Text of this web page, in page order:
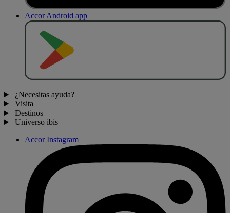
Accor Android app
¿Necesitas ayuda?
Visita
Destinos
Universo ibis
Accor Instagram